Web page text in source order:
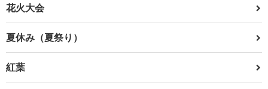
花火大会
夏休み（夏祭り）
紅葉